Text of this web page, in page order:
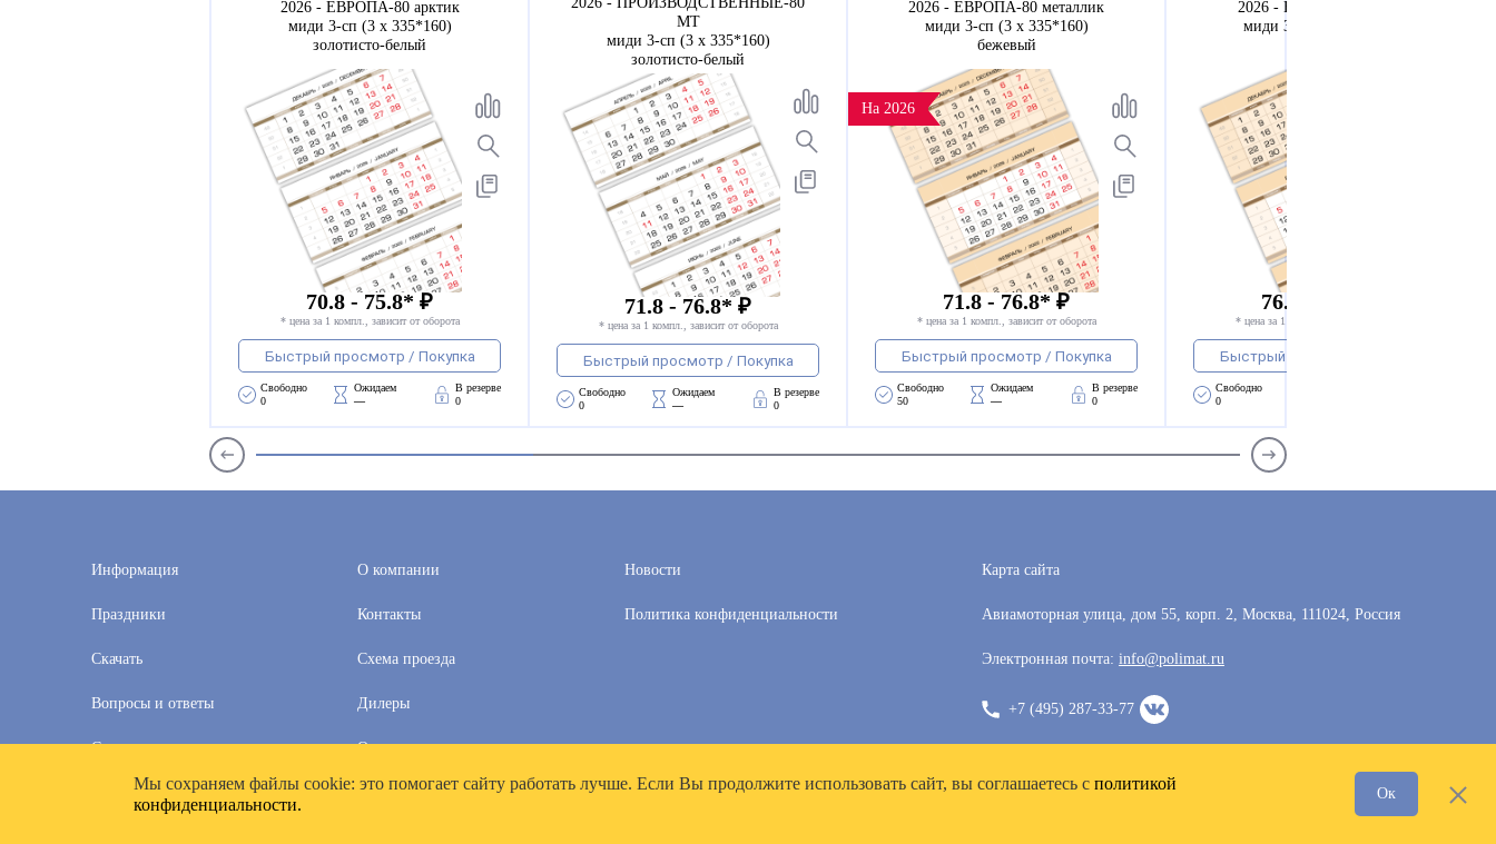
2026 - ЕВРОПА-80 арктик
миди 3-сп (3 х 335*160)
золотисто-белый
70.8 - 75.8* ₽
* цена за 1 компл., зависит от оборота
Быстрый просмотр / Покупка
Свободно
0
Ожидаем
—
В резерве
0
МТ
миди 3-сп (3 х 335*160)
золотисто-белый
71.8 - 76.8* ₽
* цена за 1 компл., зависит от оборота
Быстрый просмотр / Покупка
Свободно
0
Ожидаем
—
В резерве
0
На 2026
2026 - ЕВРОПА-80 металлик
миди 3-сп (3 х 335*160)
бежевый
71.8 - 76.8* ₽
* цена за 1 компл., зависит от оборота
Быстрый просмотр / Покупка
Свободно
50
Ожидаем
—
В резерве
0
2026 - ЕВРОПА металлик
миди 3-сп (3 х 335*160)
76.8 - 81.8* ₽
* цена за 1 компл., зависит от оборота
Быстрый просмотр / Покупка
Свободно
0
Информация
Праздники
Скачать
Вопросы и ответы
Скидки
О компании
Контакты
Схема проезда
Дилеры
Оплата и доставка
Новости
Политика конфиденциальности
Карта сайта
Авиамоторная улица, дом 55, корп. 2, Москва, 111024, Россия
Электронная почта: info@polimat.ru
+7 (495) 287-33-77
2020–2026 © Компания «Полимат»: ООО «Все для календарей», ИНН 7718300356
Мы cохраняем файлы cookie: это помогает сайту работать лучше. Если Вы продолжите использовать сайт, вы соглашаетесь с политикой
конфиденциальности.
Ок